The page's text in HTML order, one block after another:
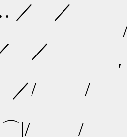
-‐…
, /
／
_{
／/